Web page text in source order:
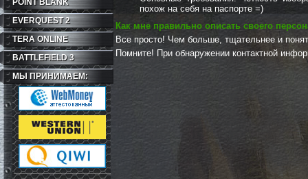
POINT BLANK
EVERQUEST 2
TERA ONLINE
BATTLEFIELD 3
МЫ ПРИНИМАЕМ:
похож на себя на паспорте =)
Как мне правильно описать своего
Все просто! Чем больше, тщательнее и
Помните! При обнаружении контактной